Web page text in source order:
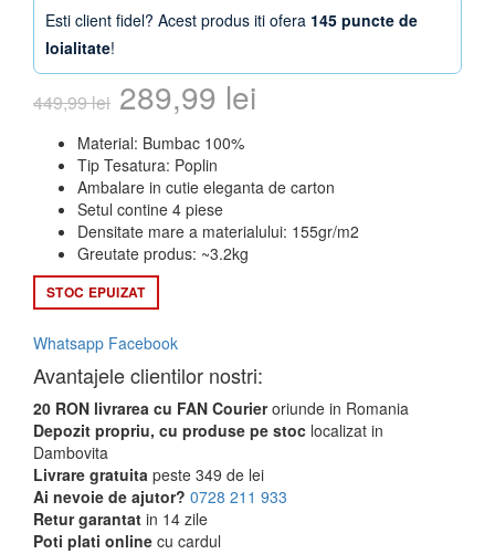
Esti client fidel? Acest produs iti ofera 145 puncte de
loialitate!
449,99lei Prețul
inițial
a
fost:
449,99 lei.
289,99 lei
este:
289,99 lei.
Material: Bumbac 100%
Tip Tesatura: Poplin
Ambalare in cutie eleganta de carton
Setul contine 4 piese
Densitate mare a materialului: 155gr/m2
Greutate produs: ~3.2kg
STOC EPUIZAT
Whatsapp Facebook
Avantajele clientilor nostri:
20 RON livrarea cu FAN Courieroriunde in Romania
Depozit propriu, cu produse pe stoc localizat in
Dambovita
Livrare gratuita peste 349 de lei
Ai nevoie de ajutor? 0728 211 933
Retur garantat in 14 zile
Poti plati online cu cardul